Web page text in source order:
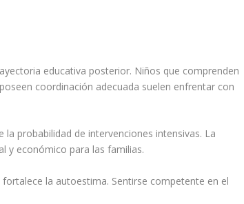
educativa posterior. Niños que comprenden
coordinación adecuada suelen enfrentar con
probabilidad de intervenciones intensivas. La
y económico para las familias.
la autoestima. Sentirse competente en el